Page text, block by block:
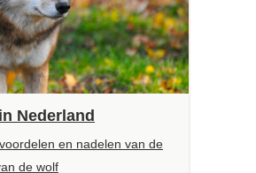
Nederland
en nadelen van de
de wolf